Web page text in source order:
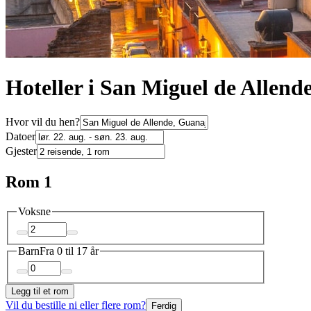
Hoteller i San Miguel de
Hvor vil du hen?
Datoer
Gjester
Rom 1
Voksne
BarnFra 0 til 17 år
Legg til et rom
Vil du bestille ni eller flere rom? Ferdig